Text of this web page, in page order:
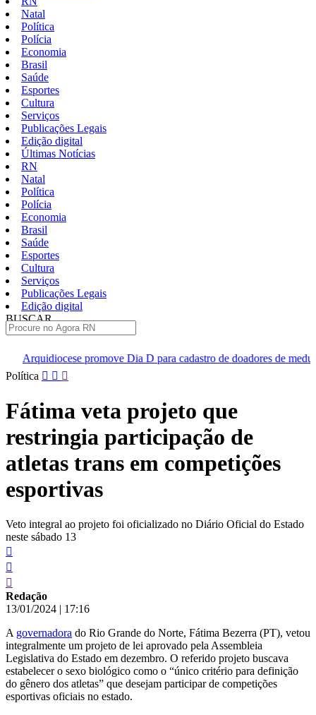
Natal
Política
Polícia
Economia
Brasil
Saúde
Esportes
Cultura
Serviços
Publicações Legais
Edição digital
Últimas Notícias
RN
Natal
Política
Polícia
Economia
Brasil
Saúde
Esportes
Cultura
Serviços
Publicações Legais
Edição digital
BUSCAR
Dia D para cadastro de doadores de medula óssea em Natal
Pular
conteúdo
Política
Fátima veta projeto que
restringia participação de
atletas trans em competições
esportivas
Veto integral ao projeto foi oficializado no Diário Oficial do Estado
neste sábado 13
Redação
13/01/2024 | 17:16
A governadora do Rio Grande do Norte, Fátima Bezerra (PT), vetou
integralmente um projeto de lei aprovado pela Assembleia
Legislativa do Estado em dezembro. O referido projeto buscava
estabelecer o sexo biológico como o “único critério para definição
do gênero dos atletas” que desejam participar de competições
esportivas oficiais no estado.